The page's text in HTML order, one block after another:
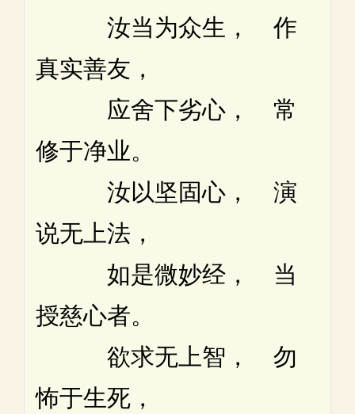
汝当为众生， 作
真实善友，
应舍下劣心， 常
修于净业。
汝以坚固心， 演
说无上法，
如是微妙经， 当
授慈心者。
欲求无上智， 勿
怖于生死，